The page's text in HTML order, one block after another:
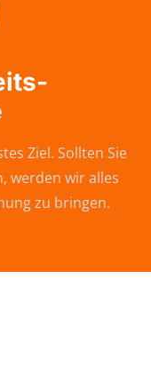
Ziel. Sollten Sie
werden wir alles
zu bringen.